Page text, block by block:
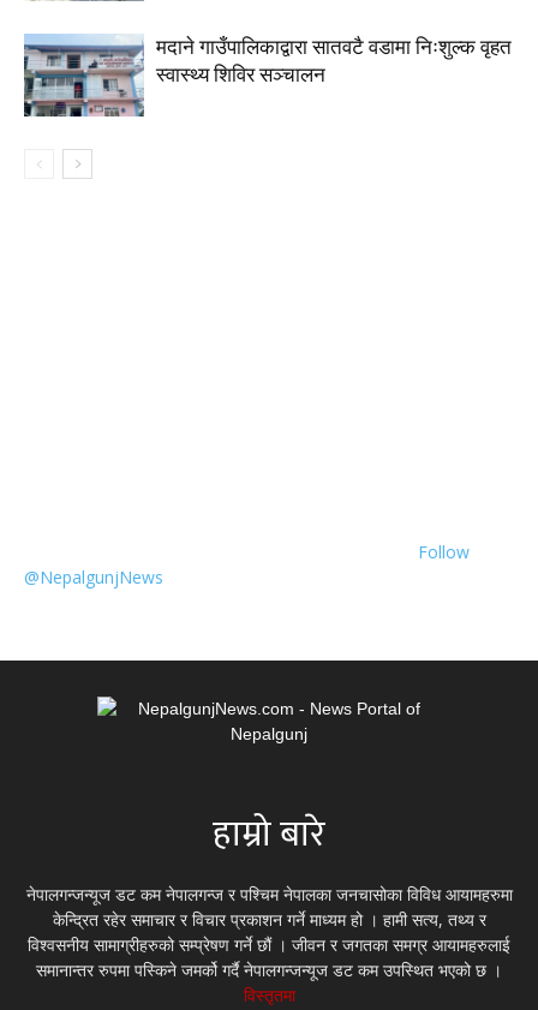
मदाने गाउँपालिकाद्वारा सातवटै वडामा निःशुल्क वृहत
स्वास्थ्य शिविर सञ्चालन
Follow
@NepalgunjNews
हाम्रो बारे
नेपालगन्जन्यूज डट कम नेपालगन्ज र पश्चिम नेपालका जनचासोका विविध आयामहरुमा
केन्द्रित रहेर समाचार र विचार प्रकाशन गर्ने माध्यम हो । हामी सत्य, तथ्य र
विश्वसनीय सामाग्रीहरुको सम्प्रेषण गर्ने छौं । जीवन र जगतका समग्र आयामहरुलाई
समानान्तर रुपमा पस्किने जमर्को गर्दै नेपालगन्जन्यूज डट कम उपस्थित भएको छ ।
विस्तृतमा